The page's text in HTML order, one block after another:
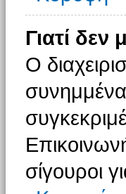
Γιατί
Ο
σίγουροι